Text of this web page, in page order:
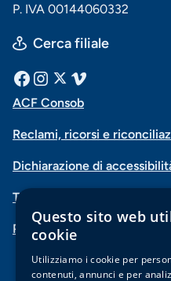
P. IVA 00144060332
Cerca filiale
Menu
social
Facebook
InstagramVimeo
Menu
navigazione
piè
di
pagina
ACF Consob
Reclami, ricorsi e
Dichiarazione di
Trasparenza
PSD2-Open Banking
Questo sito web
cookie
Utilizziamo i cookie per
contenuti, annunci e per